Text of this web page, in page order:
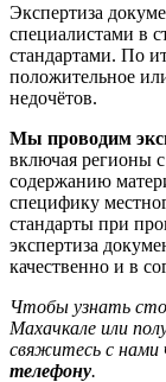
Экспертиза
специалистами в
стандартами. По
положительное
недочётов.
Мы проводим
включая регионы
содержанию
специфику
стандарты при
экспертиза
качественно и в
Чтобы узнать
Махачкале или
свяжитесь с нами
телефону.